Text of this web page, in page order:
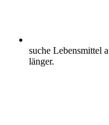
suche Lebensmittel
länger.